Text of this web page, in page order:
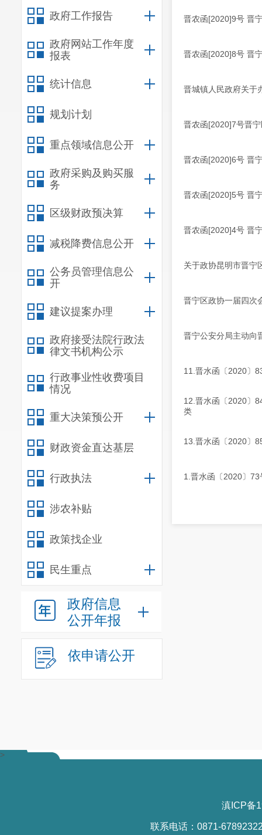
政府工作报告
政府网站工作年度
报表
统计信息
规划计划
重点领域信息公开
政府采购及购买服
务
区级财政预决算
减税降费信息公开
公务员管理信息公
开
建议提案办理
政府接受法院行政法
律文书机构公示
行政事业性收费项目
情况
重大决策预公开
财政资金直达基层
行政执法
涉农补贴
政策找企业
民生重点
政府信息
公开年报
依申请公开
晋农函[2020]9号 晋
晋农函[2020]8号 晋
晋城镇人民政府关于
晋农函[2020]7号晋
晋农函[2020]6号 晋
晋农函[2020]5号 晋
晋农函[2020]4号 晋
关于政协昆明市晋宁
晋宁区政协一届四次
晋宁公安分局主动向
11.晋水函〔2020〕
12.晋水函〔2020〕
类
13.晋水函〔2020〕
1.晋水函〔2020〕
>
滇ICP备
联系电话：0871-